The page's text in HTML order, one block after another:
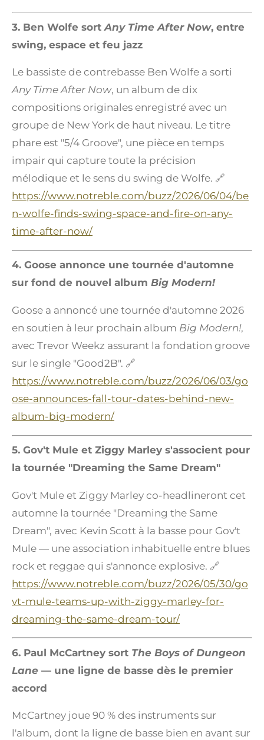
3. Ben Wolfe sort Any Time After Now, entre
swing, espace et feu jazz
Le bassiste de contrebasse Ben Wolfe a sorti
Any Time After Now, un album de dix
compositions originales enregistré avec un
groupe de New York de haut niveau. Le titre
phare est "5/4 Groove", une pièce en temps
impair qui capture toute la précision
mélodique et le sens du swing de Wolfe. 🔗
https://www.notreble.com/buzz/2026/06/04/be
n-wolfe-finds-swing-space-and-fire-on-any-
time-after-now/
4. Goose annonce une tournée d'automne
sur fond de nouvel album Big Modern!
Goose a annoncé une tournée d'automne 2026
en soutien à leur prochain album Big Modern!,
avec Trevor Weekz assurant la fondation groove
sur le single "Good2B". 🔗
https://www.notreble.com/buzz/2026/06/03/go
ose-announces-fall-tour-dates-behind-new-
album-big-modern/
5. Gov't Mule et Ziggy Marley s'associent pour
la tournée "Dreaming the Same Dream"
Gov't Mule et Ziggy Marley co-headlineront cet
automne la tournée "Dreaming the Same
Dream", avec Kevin Scott à la basse pour Gov't
Mule — une association inhabituelle entre blues
rock et reggae qui s'annonce explosive. 🔗
https://www.notreble.com/buzz/2026/05/30/go
vt-mule-teams-up-with-ziggy-marley-for-
dreaming-the-same-dream-tour/
6. Paul McCartney sort The Boys of Dungeon
Lane — une ligne de basse dès le premier
accord
McCartney joue 90 % des instruments sur
l'album, dont la ligne de basse bien en avant sur